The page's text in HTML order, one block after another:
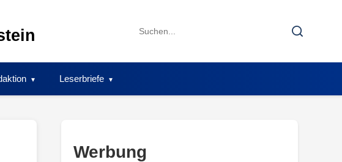
Search
Search
Leserbriefe
Werbung